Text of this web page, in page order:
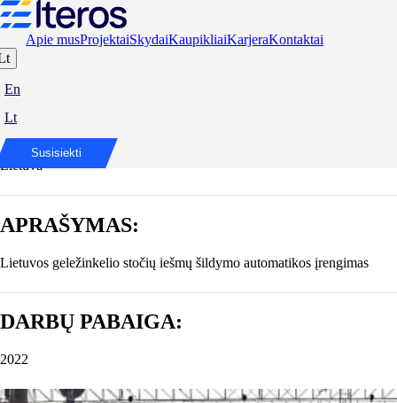
Apie musProjektaiSkydaiKaupikliaiKarjeraKontaktai
En
Lt
Susisiekti
Lietuvos geležinkeliai
ADRESAS:
Lietuva
APRAŠYMAS:
Lietuvos geležinkelio stočių iešmų šildymo automatikos įrengimas
DARBŲ PABAIGA:
2022